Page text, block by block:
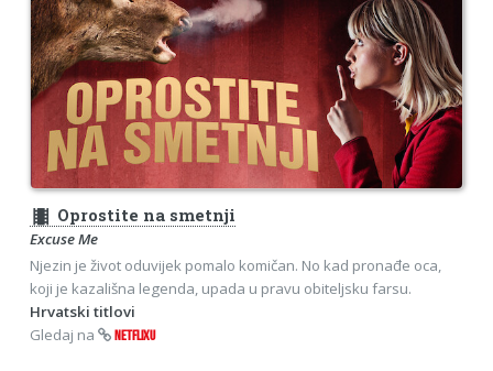
theaters Oprostite na smetnji
Excuse Me
Njezin je život oduvijek pomalo komičan. No kad pronađe oca,
koji je kazališna legenda, upada u pravu obiteljsku farsu.
Hrvatski titlovi
Gledaj na
NETFLIXU